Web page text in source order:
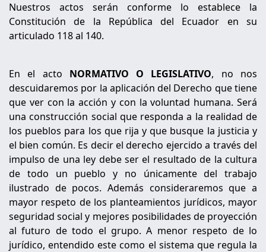
Nuestros actos serán conforme lo establece la
Constitución de la República del Ecuador en su
articulado 118 al 140.
En el acto NORMATIVO O LEGISLATIVO, no nos
descuidaremos por la aplicación del Derecho que tiene
que ver con la acción y con la voluntad humana. Será
una construcción social que responda a la realidad de
los pueblos para los que rija y que busque la justicia y
el bien común. Es decir el derecho ejercido a través del
impulso de una ley debe ser el resultado de la cultura
de todo un pueblo y no únicamente del trabajo
ilustrado de pocos. Además consideraremos que a
mayor respeto de los planteamientos jurídicos, mayor
seguridad social y mejores posibilidades de proyección
al futuro de todo el grupo. A menor respeto de lo
jurídico, entendido este como el sistema que regula la